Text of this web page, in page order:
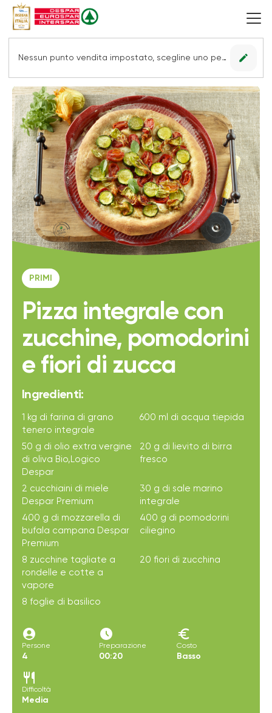
Nessun punto vendita impostato, scegline uno per vedere le offerte. edit
PRIMI
Pizza integrale con
zucchine, pomodorini
e fiori di zucca
Ingredienti:
1 kg di farina di grano
tenero integrale
600 ml di acqua tiepida
50 g di olio extra vergine
di oliva Bio,Logico
Despar
20 g di lievito di birra
fresco
2 cucchiaini di miele
Despar Premium
30 g di sale marino
integrale
400 g di mozzarella di
bufala campana Despar
Premium
400 g di pomodorini
ciliegino
8 zucchine tagliate a
rondelle e cotte a
vapore
20 fiori di zucchina
8 foglie di basilico
account_circle
Persone
4
access_time_filled
Preparazione
00:20
euro
Costo
Basso
restaurant
Difficoltà
Media